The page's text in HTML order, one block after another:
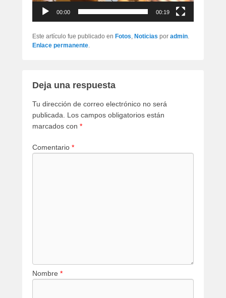
00:00 00:19
Este artículo fue publicado en Fotos Noticias por admin
Enlace permanente
Deja una respuesta
Tu dirección de correo electrónico no será
publicada.
Los campos obligatorios están
marcados con *
Comentario *
Nombre *